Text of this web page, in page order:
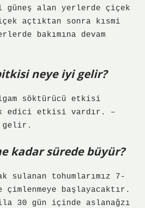
alan yerlerde çiçek
açtıktan sonra kısmi
bakımına devam
neye iyi gelir?
söktürücü etkisi
edici etkisi vardır. –
gelir.
kadar sürede büyür?
sulanan tohumlarımız 7-
çimlenmeye başlayacaktır.
30 gün içinde aslanağzı